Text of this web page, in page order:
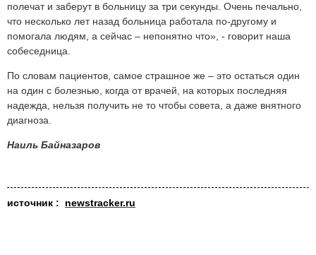
полечат и заберут в больницу за три секунды. Очень печально,
что несколько лет назад больница работала по-другому и
помогала людям, а сейчас – непонятно что», - говорит наша
собеседница.
По словам пациентов, самое страшное же – это остаться один
на один с болезнью, когда от врачей, на которых последняя
надежда, нельзя получить не то чтобы совета, а даже внятного
диагноза.
Наиль Байназаров
источник : newstracker.ru